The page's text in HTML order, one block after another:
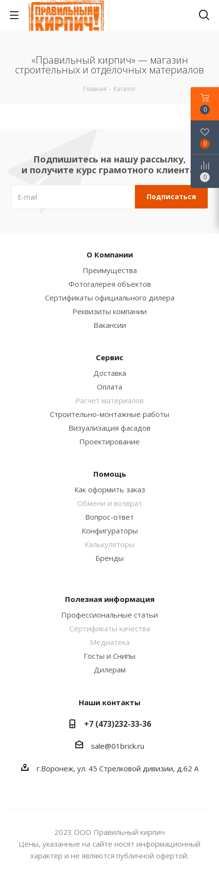
«Правильный кирпич» — магазин
строительных и отделочных материалов
Главная - Каталог
Подпишитесь на нашу рассылку,
и получите курс грамотного клиента!
О Компании
Преимущества
Фотогалерея объектов
Сертификаты официального дилера
Реквизиты компании
Вакансии
Сервис
Доставка
Оплата
Расчет материалов
Строительно-монтажные работы
Визуализация фасадов
Проектирование
Помощь
Как оформить заказ
Обмени и возврат
Вопрос-ответ
Конфигураторы
Калькуляторы
Бренды
Полезная информация
Профессиональные статьи
Сертификаты качества
Медиатека
Госты и Снипы
Дилерам
Наши контакты
+7 (473)232-33-36
sale@01brick.ru
г.Воронеж, ул. 45 Стрелковой дивизии, д.62 А
2023 ООО Правильный кирпич
Цены, указанные на сайте носят информационный
характер и не являются публичной офертой.
0
0
0